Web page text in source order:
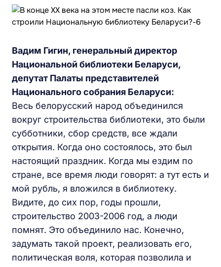
Вадим Гигин, генеральный директор
Национальной библиотеки Беларуси,
депутат Палаты представителей
Национального собрания Беларуси:
Весь белорусский народ объединился
вокруг строительства библиотеки, это были
субботники, сбор средств, все ждали
открытия. Когда оно состоялось, это был
настоящий праздник. Когда мы ездим по
стране, все время люди говорят: а тут есть и
мой рубль, я вложился в библиотеку.
Видите, до сих пор, годы прошли,
строительство 2003-2006 год, а люди
помнят. Это объединило нас. Конечно,
задумать такой проект, реализовать его,
политическая воля, которая позволила и